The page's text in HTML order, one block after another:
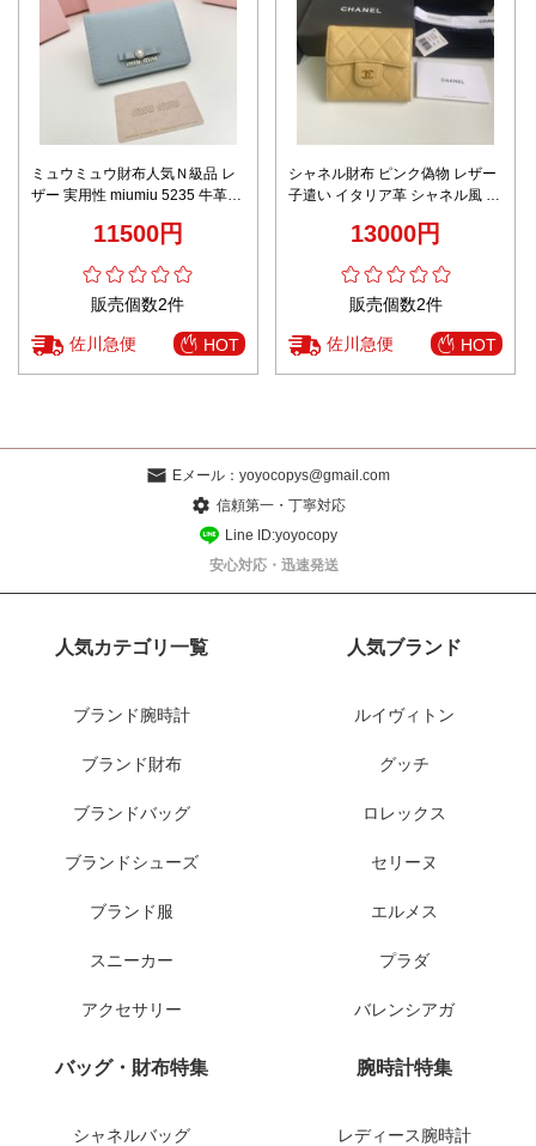
ミュウミュウ財布人気Ｎ級品 レ
ザー 実用性 miumiu 5235 牛革
11500円
販売個数2件
佐川急便 HOT
シャネル財布 ピンク偽物 レザー
子遣い イタリア革 シャネル風 日
13000円
販売個数2件
佐川急便 HOT
Eメール： yoyocopys@gmail.com
信頼第一・丁寧対応
Line ID:yoyocopy
安心対応・迅速発送
人気カテゴリ一覧
ブランド腕時計
ブランド財布
ブランドバッグ
ブランドシューズ
ブランド服
スニーカー
アクセサリー
人気ブランド
ルイヴィトン
グッチ
ロレックス
セリーヌ
エルメス
プラダ
バレンシアガ
バッグ・財布特集
シャネルバッグ
腕時計特集
レディース腕時計